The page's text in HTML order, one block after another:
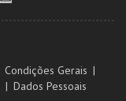
Condições Gerais
Dados Pessoais